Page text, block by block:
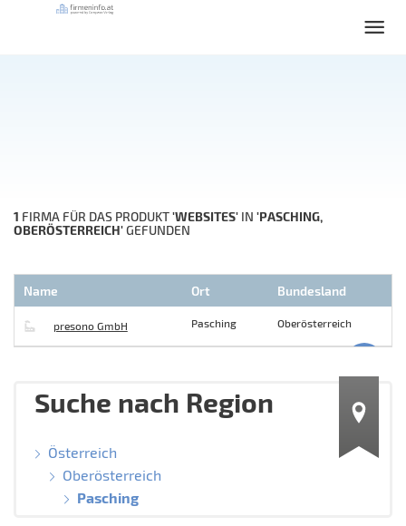
1 FIRMA FÜR DAS PRODUKT'WEBSITES' IN 'PASCHING,
OBERÖSTERREICH'GEFUNDEN
Name Ort Bundesland
presono GmbH Pasching Oberösterreich
Suche nach Region
Österreich
Oberösterreich
Pasching